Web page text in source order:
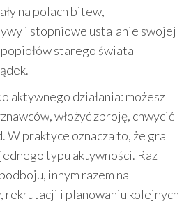
na polach bitew,
i stopniowe ustalanie swojej
popiołów starego świata
aktywnego działania: możesz
włożyć zbroję, chwycić
W praktyce oznacza to, że gra
typu aktywności. Raz
innym razem na
rekrutacji i planowaniu kolejnych